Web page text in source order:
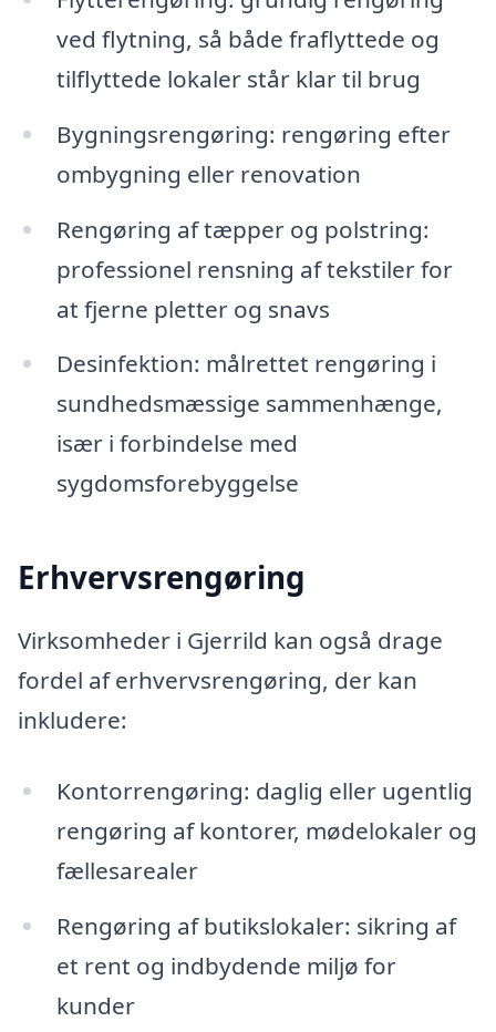
ved flytning, så både fraflyttede og
tilflyttede lokaler står klar til brug
Bygningsrengøring: rengøring efter
ombygning eller renovation
Rengøring af tæpper og polstring:
professionel rensning af tekstiler for
at fjerne pletter og snavs
Desinfektion: målrettet rengøring i
sundhedsmæssige sammenhænge,
især i forbindelse med
sygdomsforebyggelse
Erhvervsrengøring
Virksomheder i Gjerrild kan også drage
fordel af erhvervsrengøring, der kan
inkludere:
Kontorrengøring: daglig eller ugentlig
rengøring af kontorer, mødelokaler og
fællesarealer
Rengøring af butikslokaler: sikring af
et rent og indbydende miljø for
kunder